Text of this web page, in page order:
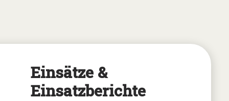
Einsätze &
Einsatzberichte